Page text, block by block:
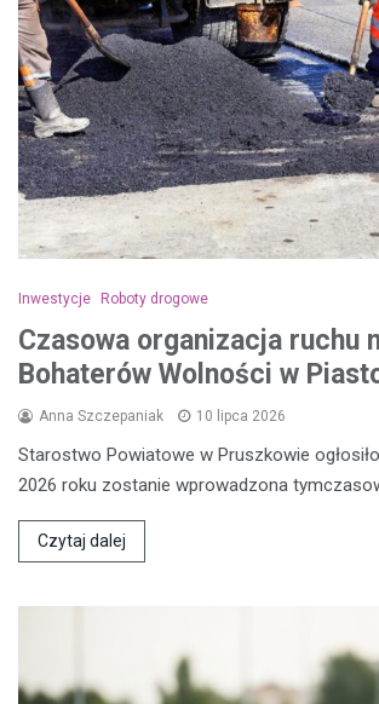
Inwestycje Roboty drogowe
Czasowa organizacja ruchu
Bohaterów Wolności w
Anna Szczepaniak 10 lipca 2026
Starostwo Powiatowe w Pruszkowie
2026 roku zostanie wprowadzona
Czytaj dalej